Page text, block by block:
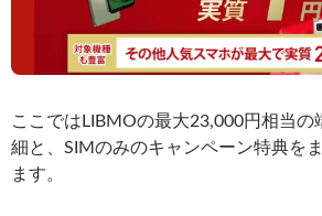
ここではLIBMOの最大23,000円相当の
細と、SIMのみのキャンペーン特典を
ます。